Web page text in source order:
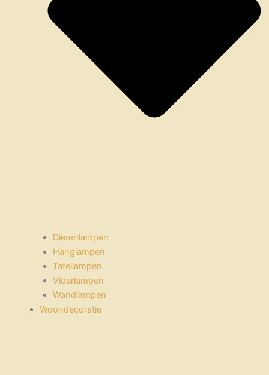
Dierenlampen
Hanglampen
Tafellampen
Vloerlampen
Wandlampen
Woondecoratie